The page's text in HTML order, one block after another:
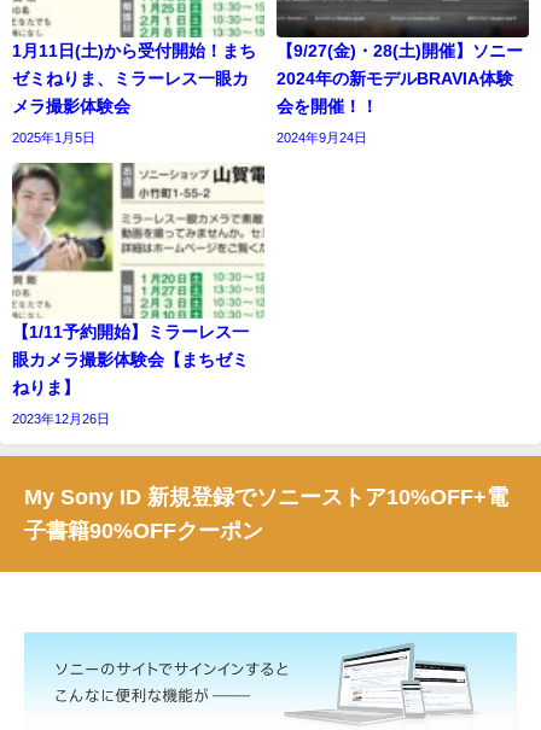
1月11日(土)から受付開始！まち
ゼミねりま、ミラーレス一眼カ
メラ撮影体験会
2025年1月5日
【9/27(金)・28(土)開催】ソニー
2024年の新モデルBRAVIA体験
会を開催！！
2024年9月24日
【1/11予約開始】ミラーレス一
眼カメラ撮影体験会【まちゼミ
ねりま】
2023年12月26日
My Sony ID 新規登録でソニーストア10%OFF+電
子書籍90%OFFクーポン